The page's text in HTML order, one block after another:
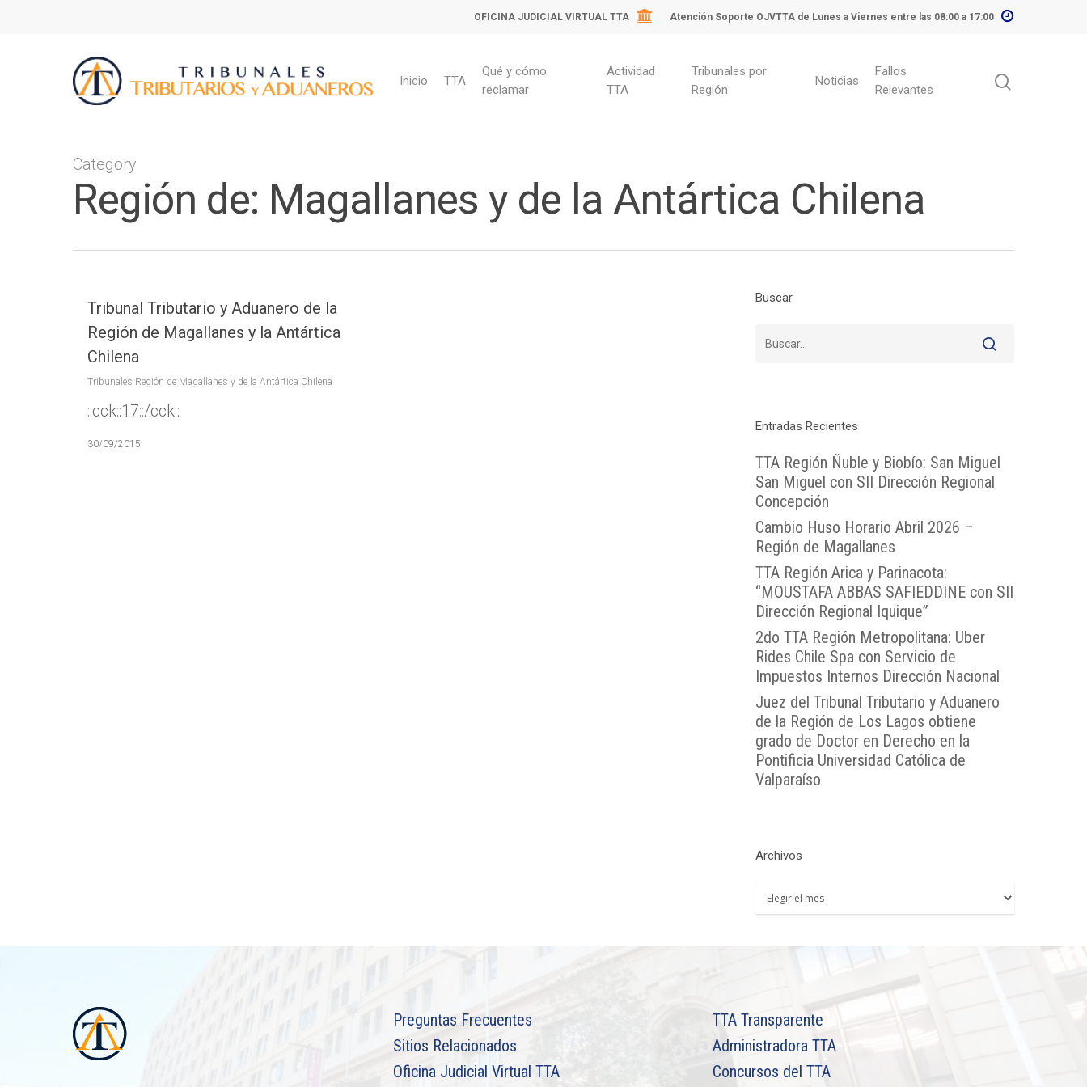
OFICINA JUDICIAL VIRTUAL TTA Atención Soporte OJVTTA de Lunes a Viernes entre las 08:00 a 17:00
Inicio TTA
Qué y cómo
reclamar
Actividad
TTA
Tribunales por
Región
Noticias
Fallos
Relevantes
Category
Región de: Magallanes y de la Antártica Chilena
Tribunal Tributario y Aduanero de la
Región de Magallanes y la Antártica
Chilena
Tribunales Región de Magallanes y de la Antártica Chilena
::cck::17::/cck::
30/09/2015
Buscar
Entradas Recientes
TTA Región Ñuble y Biobío: San Miguel
San Miguel con SII Dirección Regional
Concepción
Cambio Huso Horario Abril 2026 –
Región de Magallanes
TTA Región Arica y Parinacota:
“MOUSTAFA ABBAS SAFIEDDINE con SII
Dirección Regional Iquique”
2do TTA Región Metropolitana: Uber
Rides Chile Spa con Servicio de
Impuestos Internos Dirección Nacional
Juez del Tribunal Tributario y Aduanero
de la Región de Los Lagos obtiene
grado de Doctor en Derecho en la
Pontificia Universidad Católica de
Valparaíso
Archivos
Archivos
Preguntas Frecuentes
Sitios Relacionados
Oficina Judicial Virtual TTA
TTA Transparente
Administradora TTA
Concursos del TTA